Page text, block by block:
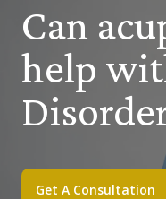
Can
help
Get A Consultation